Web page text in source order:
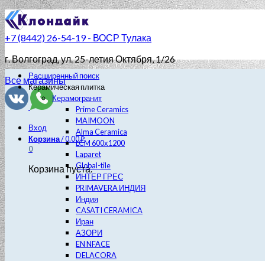
+7 (8442) 26-54-19 - ВОСР Тулака
г. Волгоград, ул. 25-летия Октября, 1/26
Все магазины
Вход
Корзина/0.00₽
0
Корзина пуста.
Расширенный поиск
Керамическая плитка
Керамогранит
Prime Ceramics
MAIMOON
Alma Ceramica
LCM 600х1200
Laparet
Global-tile
ИНТЕР ГРЕС
PRIMAVERA ИНДИЯ
Индия
CASATI CERAMICA
Иран
АЗОРИ
EN NFACE
DELACORA